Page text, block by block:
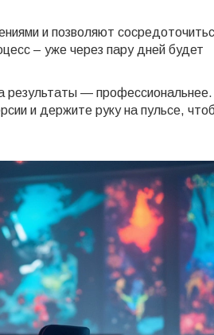
и позволяют
– уже через пару дней будет
результаты — профессиональнее.
и держите руку на пульсе,